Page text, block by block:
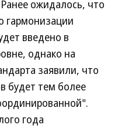
ожидалось, что
гармонизации
введено в
однако на
заявили, что
будет тем более
года